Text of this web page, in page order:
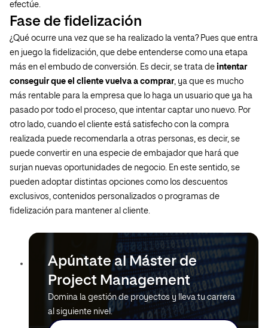
efectúe.
Fase de fidelización
¿Qué ocurre una vez que se ha realizado la venta? Pues que entra
en juego la fidelización, que debe entenderse como una etapa
más en el embudo de conversión. Es decir, se trata de intentar
conseguir que el cliente vuelva a comprar, ya que es mucho
más rentable para la empresa que lo haga un usuario que ya ha
pasado por todo el proceso, que intentar captar uno nuevo. Por
otro lado, cuando el cliente está satisfecho con la compra
realizada puede recomendarla a otras personas, es decir, se
puede convertir en una especie de embajador que hará que
surjan nuevas oportunidades de negocio. En este sentido, se
pueden adoptar distintas opciones como los descuentos
exclusivos, contenidos personalizados o programas de
fidelización para mantener al cliente.
Apúntate al Máster de
Project Management
Domina la gestión de proyectos y lleva tu carrera
al siguiente nivel.